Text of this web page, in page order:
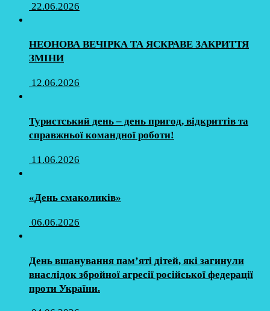
22.06.2026
НЕОНОВА ВЕЧІРКА ТА ЯСКРАВЕ ЗАКРИТТЯ
ЗМІНИ
12.06.2026
Туристський день – день пригод, відкриттів та
справжньої командної роботи!
11.06.2026
«День смаколиків»
06.06.2026
День вшанування пам’яті дітей, які загинули
внаслідок збройної агресії російської федерації
проти України.